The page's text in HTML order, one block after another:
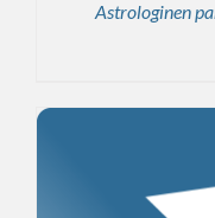
Astrologinen